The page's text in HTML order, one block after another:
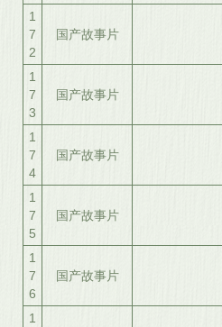
1
7
2
国产故事片
1
7
3
国产故事片
1
7
4
国产故事片
1
7
5
国产故事片
1
7
6
国产故事片
1